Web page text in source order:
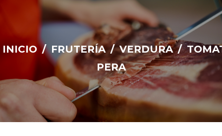
INICIO / FRUTERÍA / VERDURA /
PERA